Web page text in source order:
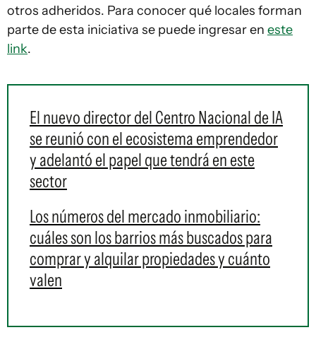
otros adheridos. Para conocer qué locales forman
parte de esta iniciativa se puede ingresar en este
link.
El nuevo director del Centro Nacional de IA
se reunió con el ecosistema emprendedor
y adelantó el papel que tendrá en este
sector
Los números del mercado inmobiliario:
cuáles son los barrios más buscados para
comprar y alquilar propiedades y cuánto
valen